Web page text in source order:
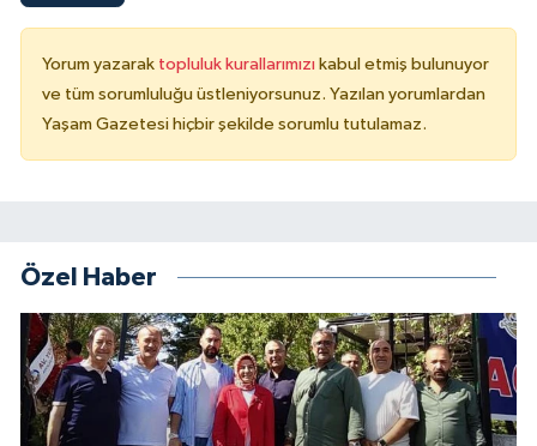
Yorum yazarak topluluk kurallarımızı kabul etmiş bulunuyor
ve tüm sorumluluğu üstleniyorsunuz. Yazılan yorumlardan
Yaşam Gazetesi hiçbir şekilde sorumlu tutulamaz.
Özel Haber